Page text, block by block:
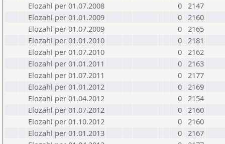
Elozahl per 01.07.2008
0 2147
Elozahl per 01.01.2009
0 2160
Elozahl per 01.07.2009
0 2165
Elozahl per 01.01.2010
0 2181
Elozahl per 01.07.2010
0 2162
Elozahl per 01.01.2011
0 2163
Elozahl per 01.07.2011
0 2177
Elozahl per 01.01.2012
0 2169
Elozahl per 01.04.2012
0 2154
Elozahl per 01.07.2012
0 2160
Elozahl per 01.10.2012
0 2160
Elozahl per 01.01.2013
0 2167